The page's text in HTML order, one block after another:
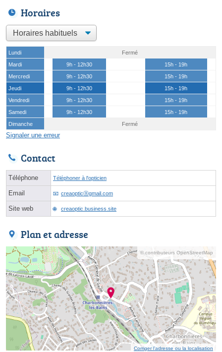
Horaires
Lundi
Fermé
Mardi
9h - 12h30
15h - 19h
Mercredi
9h - 12h30
15h - 19h
Jeudi
9h - 12h30
15h - 19h
Vendredi
9h - 12h30
15h - 19h
Samedi
9h - 12h30
15h - 19h
Dimanche
Fermé
Signaler une erreur
Contact
Téléphone Téléphoner à l'opticien
Email creaopticⓐgmail.com
Site web creaoptic.business.site
Plan et adresse
© contributeurs OpenStreetMap
Corriger l’adresse ou la localisation